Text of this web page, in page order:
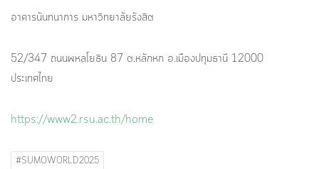
อาคารนันทนาการ มหาวิทยาลัยรังสิต
52/347 ถนนพหลโยธิน 87 ต.หลักหก อ.เมืองปทุมธานี 12000
ประเทศไทย
https://www2.rsu.ac.th/home
#SUMOWORLD2025